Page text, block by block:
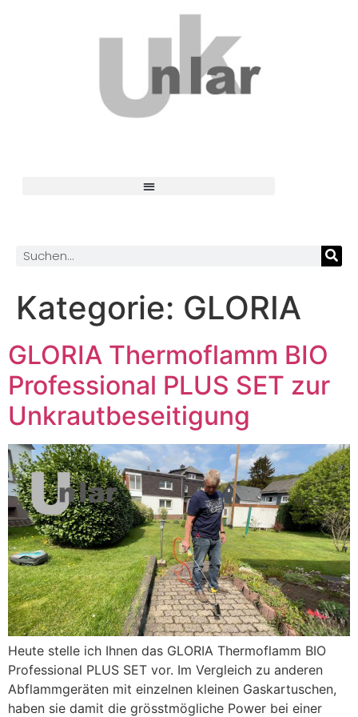
Kategorie: GLORIA
GLORIA Thermoflamm BIO
Professional PLUS SET zur
Unkrautbeseitigung
Heute stelle ich Ihnen das GLORIA Thermoflamm BIO
Professional PLUS SET vor. Im Vergleich zu anderen
Abflammgeräten mit einzelnen kleinen Gaskartuschen,
haben sie damit die grösstmögliche Power bei einer